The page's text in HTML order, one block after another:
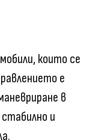
които се
е
в
и